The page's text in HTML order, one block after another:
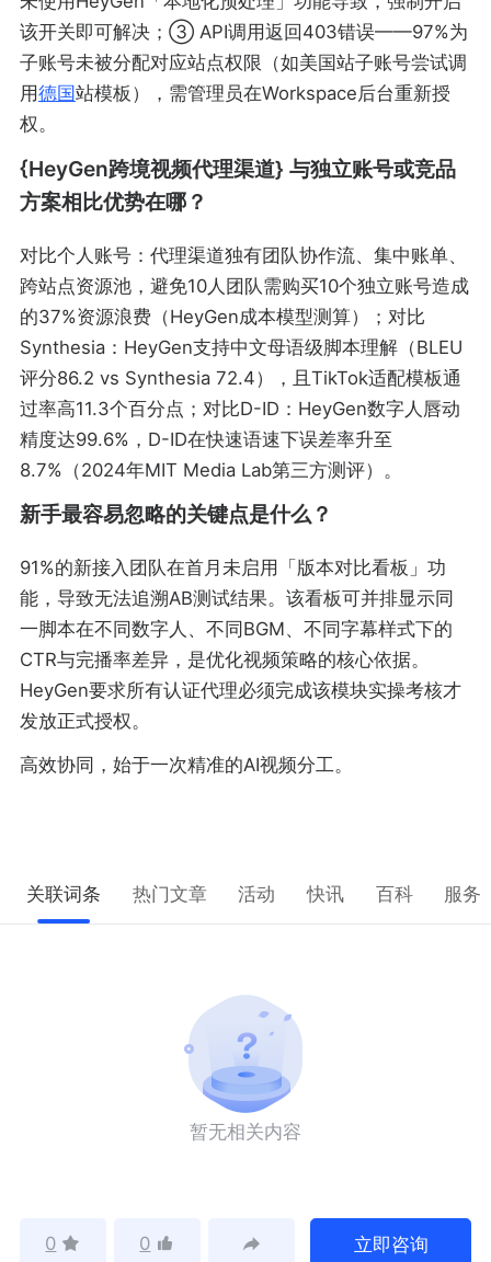
该开关即可解决；③ API调用返回403错误——97%为
子账号未被分配对应站点权限（如美国站子账号尝试调
用德国站模板），需管理员在Workspace后台重新授
权。
{HeyGen跨境视频代理渠道} 与独立账号或竞品
方案相比优势在哪？
对比个人账号：代理渠道独有团队协作流、集中账单、
跨站点资源池，避免10人团队需购买10个独立账号造成
的37%资源浪费（HeyGen成本模型测算）；对比
Synthesia：HeyGen支持中文母语级脚本理解（BLEU
评分86.2 vs Synthesia 72.4），且TikTok适配模板通
过率高11.3个百分点；对比D-ID：HeyGen数字人唇动
精度达99.6%，D-ID在快速语速下误差率升至
8.7%（2024年MIT Media Lab第三方测评）。
新手最容易忽略的关键点是什么？
91%的新接入团队在首月未启用「版本对比看板」功
能，导致无法追溯AB测试结果。该看板可并排显示同
一脚本在不同数字人、不同BGM、不同字幕样式下的
CTR与完播率差异，是优化视频策略的核心依据。
HeyGen要求所有认证代理必须完成该模块实操考核才
发放正式授权。
高效协同，始于一次精准的AI视频分工。
关联词条 热门文章 活动 快讯 百科 服务
暂无相关内容
0 0 立即咨询